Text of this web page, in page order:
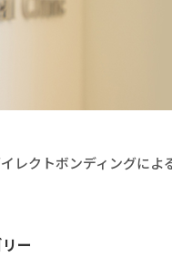
レクトボンディングによ
ー